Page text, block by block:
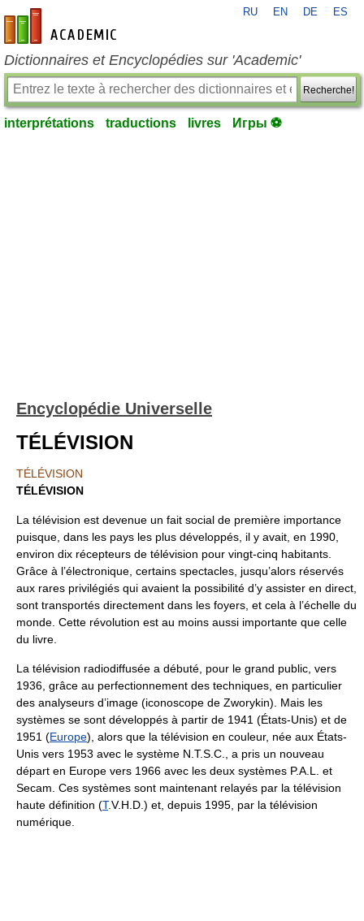
fr-academic.com
RU EN DE ES
Dictionnaires et Encyclopédies sur 'Academic'
Recherche!
interprétations traductions livres Игры ⚽
Encyclopédie Universelle
TÉLÉVISION
TÉLÉVISION
TÉLÉVISION
La télévision est devenue un fait social de première importance
puisque, dans les pays les plus développés, il y avait, en 1990,
environ dix récepteurs de télévision pour vingt-cinq habitants.
Grâce à l’électronique, certains spectacles, jusqu’alors réservés
aux rares privilégiés qui avaient la possibilité d’y assister en direct,
sont transportés directement dans les foyers, et cela à l’échelle du
monde. Cette révolution est au moins aussi importante que celle
du livre.
La télévision radiodiffusée a débuté, pour le grand public, vers
1936, grâce au perfectionnement des techniques, en particulier
des analyseurs d’image (iconoscope de Zworykin). Mais les
systèmes se sont développés à partir de 1941 (États-Unis) et de
1951 (Europe), alors que la télévision en couleur, née aux États-
Unis vers 1953 avec le système N.T.S.C., a pris un nouveau
départ en Europe vers 1966 avec les deux systèmes P.A.L. et
Secam. Ces systèmes sont maintenant relayés par la télévision
haute définition (T.V.H.D.) et, depuis 1995, par la télévision
numérique.